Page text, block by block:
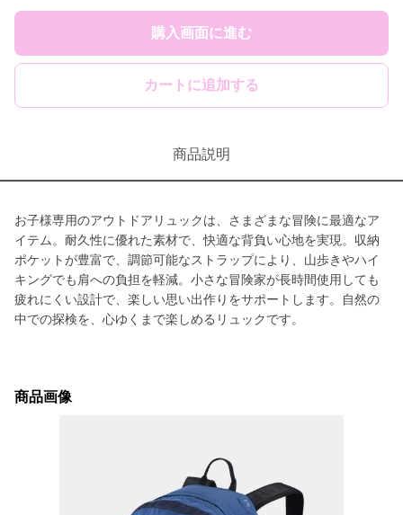
購入画面に進む
カートに追加する
商品説明
お子様専用のアウトドアリュックは、さまざまな冒険に最適なア
イテム。耐久性に優れた素材で、快適な背負い心地を実現。収納
ポケットが豊富で、調節可能なストラップにより、山歩きやハイ
キングでも肩への負担を軽減。小さな冒険家が長時間使用しても
疲れにくい設計で、楽しい思い出作りをサポートします。自然の
中での探検を、心ゆくまで楽しめるリュックです。
商品画像